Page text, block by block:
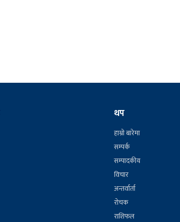
थप
हाम्रो बारेमा
सम्पर्क
सम्पादकीय
विचार
अन्तर्वार्ता
रोचक
राशिफल